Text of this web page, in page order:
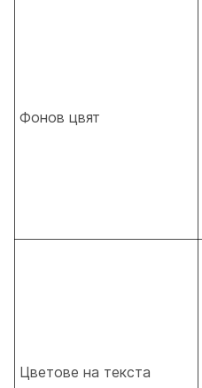
Фонов цвят
Цветове на текста